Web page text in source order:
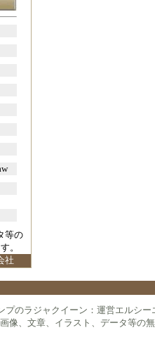
等の
。
社
プのラジャクイーン：運営エルシ
像、文章、イラスト、データ等の